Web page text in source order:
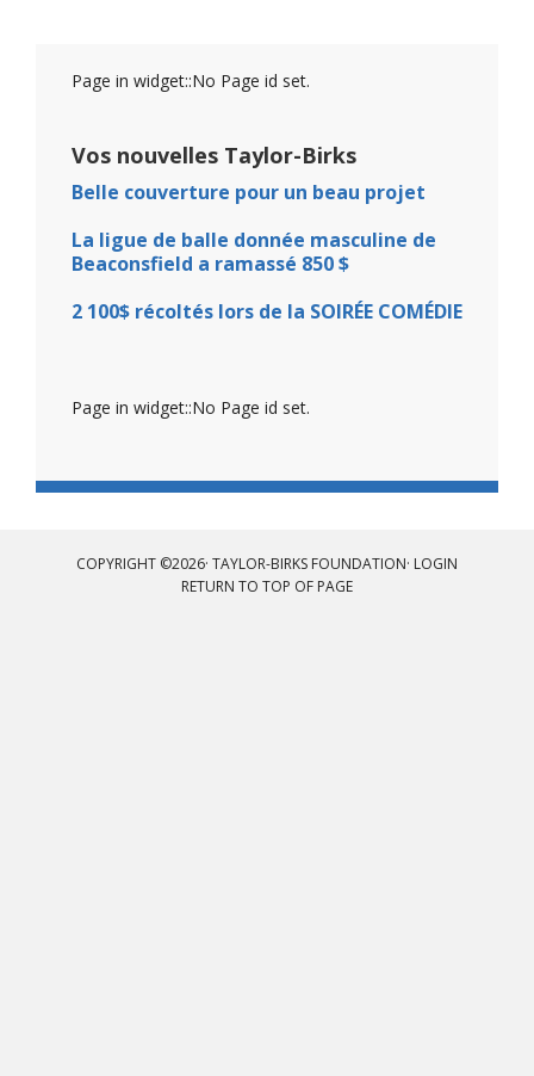
Page in widget::No Page id set.
Vos nouvelles Taylor-Birks
Belle couverture pour un beau projet
La ligue de balle donnée masculine de
Beaconsfield a ramassé 850 $
2 100$ récoltés lors de la SOIRÉE COMÉDIE
Page in widget::No Page id set.
COPYRIGHT ©2026· TAYLOR-BIRKS FOUNDATION· LOGIN
RETURN TO TOP OF PAGE